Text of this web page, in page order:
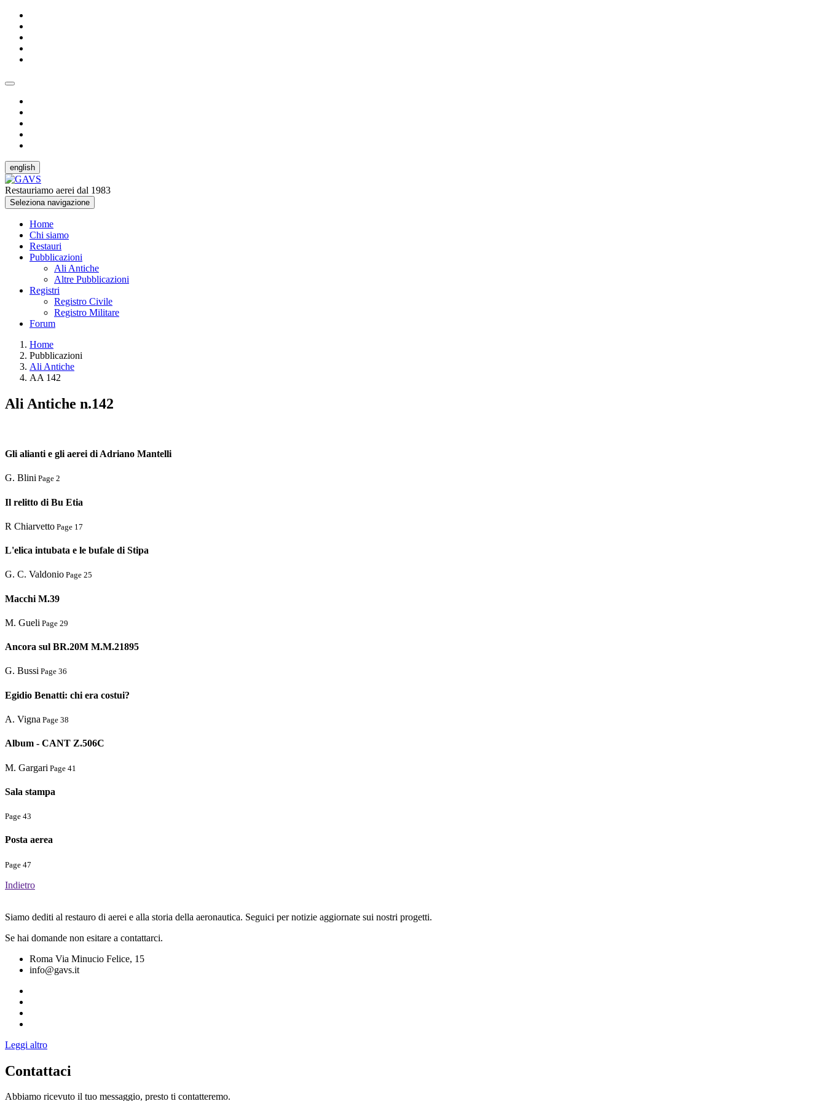
english
Restauriamo aerei dal 1983
Seleziona navigazione
Home
Chi siamo
Restauri
Pubblicazioni
Ali Antiche
Altre Pubblicazioni
Registri
Registro Civile
Registro Militare
Forum
Home
Pubblicazioni
Ali Antiche
AA 142
Ali Antiche n.142
Gli alianti e gli aerei di Adriano Mantelli
G. Blini Page 2
Il relitto di Bu Etia
R Chiarvetto Page 17
L'elica intubata e le bufale di Stipa
G. C. Valdonio Page 25
Macchi M.39
M. Gueli Page 29
Ancora sul BR.20M M.M.21895
G. Bussi Page 36
Egidio Benatti: chi era costui?
A. Vigna Page 38
Album - CANT Z.506C
M. Gargari Page 41
Sala stampa
Page 43
Posta aerea
Page 47
Indietro
Siamo dediti al restauro di aerei e alla storia della aeronautica. Seguici per notizie aggiornate sui nostri progetti.
Se hai domande non esitare a contattarci.
Roma Via Minucio Felice, 15
info@gavs.it
Leggi altro
Contattaci
Abbiamo ricevuto il tuo messaggio, presto ti contatteremo.